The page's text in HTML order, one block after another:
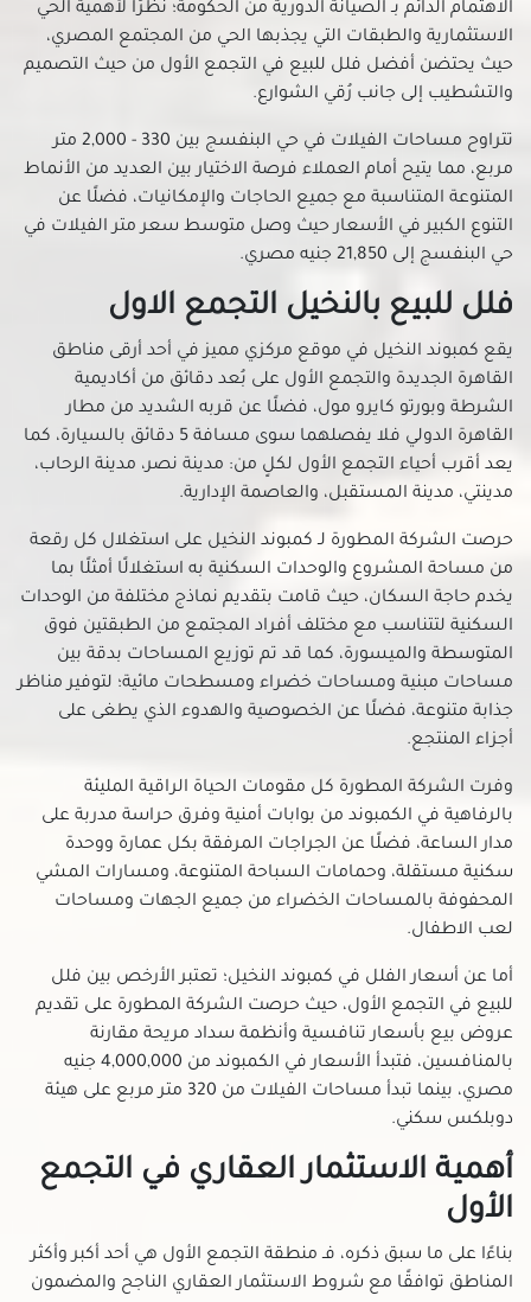
فلل للبيع في حلمية الزيتون
فلل للبيع في حلوان
فلل للبيع في حمامات القبة
فلل للبيع في دار السلام بالقاهرة
فلل للبيع في دريم لاند
فلل للبيع في رابعة العدوية بمدينة نصر
فلل للبيع في روض الفرج
فلل للبيع في زهراء مدينة نصر
فلل للبيع في سراي القبة
فلل للبيع في سيليا طلعت مصطفي
فلل للبيع في شارع الطيران بمدينة نصر
فلل للبيع في شارع خضر التوني بمدينة نصر
فلل للبيع في شارع رمسيس
فلل للبيع في شارع مصطفى النحاس بمدينة نصر
فلل للبيع في شارع مكرم عبيد بمدينة نصر
فلل للبيع في شبرا
فلل للبيع في شيراتون
فلل للبيع في طره
فلل للبيع في عبده باشا
فلل للبيع في عزبة النخل
فلل للبيع في عين شمس
فلل للبيع في كوبرى القبة
فلل للبيع في كورنيش النيل
فلل للبيع في مدينة الرحاب
فلل للبيع في مدينة الفسطاط الجديدة
فلل للبيع في مدينة المستقبل - المستقبل سيتى
فلل للبيع في مدينة نصر
فلل للبيع في مستقبل سيتي
الاهتمام الدائم بـ الصيانة الدورية من الحكومة؛ نظرًا لأهمية الحي
الاستثمارية والطبقات التي يجذبها الحي من المجتمع المصري،
حيث يحتضن أفضل فلل للبيع في التجمع الأول من حيث التصميم
والتشطيب إلى جانب رُقي الشوارع.
تتراوح مساحات الفيلات في حي البنفسج بين 330 - 2,000 متر
مربع، مما يتيح أمام العملاء فرصة الاختيار بين العديد من الأنماط
المتنوعة المتناسبة مع جميع الحاجات والإمكانيات، فضلًا عن
التنوع الكبير في الأسعار حيث وصل متوسط سعر متر الفيلات في
حي البنفسج إلى 21,850 جنيه مصري.
فلل للبيع بالنخيل التجمع الاول
يقع كمبوند النخيل في موقع مركزي مميز في أحد أرقى مناطق
القاهرة الجديدة والتجمع الأول على بُعد دقائق من أكاديمية
الشرطة وبورتو كايرو مول، فضلًا عن قربه الشديد من مطار
القاهرة الدولي فلا يفصلهما سوى مسافة 5 دقائق بالسيارة، كما
يعد أقرب أحياء التجمع الأول لكلٍ من: مدينة نصر، مدينة الرحاب،
مدينتي، مدينة المستقبل، والعاصمة الإدارية.
حرصت الشركة المطورة لـ كمبوند النخيل على استغلال كل رقعة
من مساحة المشروع والوحدات السكنية به استغلالًا أمثلًا بما
يخدم حاجة السكان، حيث قامت بتقديم نماذج مختلفة من الوحدات
السكنية لتتناسب مع مختلف أفراد المجتمع من الطبقتين فوق
المتوسطة والميسورة، كما قد تم توزيع المساحات بدقة بين
مساحات مبنية ومساحات خضراء ومسطحات مائية؛ لتوفير مناظر
جذابة متنوعة، فضلًا عن الخصوصية والهدوء الذي يطغى على
أجزاء المنتجع.
وفرت الشركة المطورة كل مقومات الحياة الراقية المليئة
بالرفاهية في الكمبوند من بوابات أمنية وفرق حراسة مدربة على
مدار الساعة، فضلًا عن الجراجات المرفقة بكل عمارة ووحدة
سكنية مستقلة، وحمامات السباحة المتنوعة، ومسارات المشي
المحفوفة بالمساحات الخضراء من جميع الجهات ومساحات
لعب الاطفال.
أما عن أسعار الفلل في كمبوند النخيل؛ تعتبر الأرخص بين فلل
للبيع في التجمع الأول، حيث حرصت الشركة المطورة على تقديم
عروض بيع بأسعار تنافسية وأنظمة سداد مريحة مقارنة
بالمنافسين، فتبدأ الأسعار في الكمبوند من 4,000,000 جنيه
مصري، بينما تبدأ مساحات الفيلات من 320 متر مربع على هيئة
دوبلكس سكني.
أهمية الاستثمار العقاري في التجمع
الأول
بناءًا على ما سبق ذكره، فـ منطقة التجمع الأول هي أحد أكبر وأكثر
المناطق توافقًا مع شروط الاستثمار العقاري الناجح والمضمون